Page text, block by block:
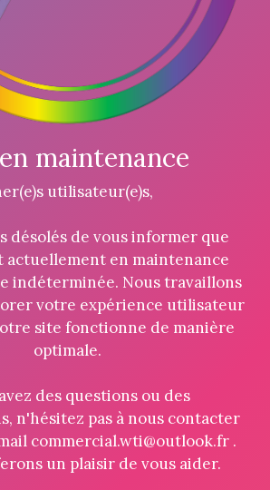
maintenance
utilisateur(e)s,
désolés de vous informer que
actuellement en maintenance
indéterminée. Nous travaillons
votre expérience utilisateur
site fonctionne de manière
optimale.
des questions ou des
n'hésitez pas à nous contacter
commercial.wti@outlook.fr .
un plaisir de vous aider.